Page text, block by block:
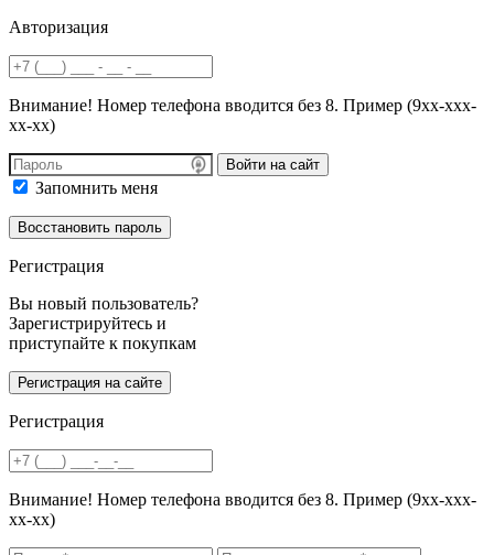
Авторизация
Внимание! Номер телефона вводится без 8. Пример (9хх-ххх-
хх-хх)
Войти на сайт
Запомнить меня
Регистрация
Вы новый пользователь?
Зарегистрируйтесь и
приступайте к покупкам
Регистрация
Внимание! Номер телефона вводится без 8. Пример (9хх-ххх-
хх-хх)